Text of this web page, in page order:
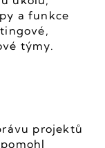
a funkce
týmy.
projektů